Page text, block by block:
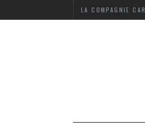
LA COMPAGNIE